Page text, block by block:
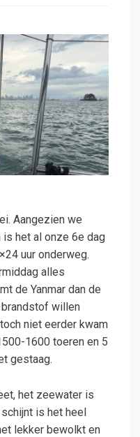
Aangezien we
het al onze 6e dag
uur onderweg.
alles
de Yanmar dan de
willen
niet eerder kwam
1600 toeren en 5
gestaag.
het zeewater is
is het heel
lekker bewolkt en